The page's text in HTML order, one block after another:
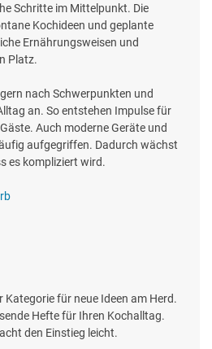
Schritte im Mittelpunkt. Die
Kochideen und geplante
Ernährungsweisen und
Platz.
nach Schwerpunkten und
an. So entstehen Impulse für
Auch moderne Geräte und
aufgegriffen. Dadurch wächst
es kompliziert wird.
Kategorie für neue Ideen am Herd.
Hefte für Ihren Kochalltag.
den Einstieg leicht.